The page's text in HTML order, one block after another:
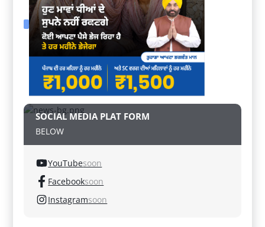
SOCIAL MEDIA PLAT FORM
BELOW
YouTubesoon
Facebooksoon
Instagramsoon